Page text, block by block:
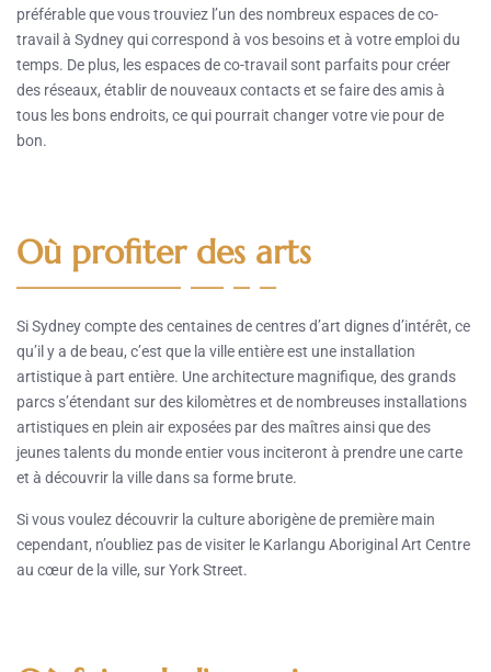
préférable que vous trouviez l’un des nombreux espaces de co-
travail à Sydney qui correspond à vos besoins et à votre emploi du
temps. De plus, les espaces de co-travail sont parfaits pour créer
des réseaux, établir de nouveaux contacts et se faire des amis à
tous les bons endroits, ce qui pourrait changer votre vie pour de
bon.
Où profiter des arts
Si Sydney compte des centaines de centres d’art dignes d’intérêt, ce
qu’il y a de beau, c’est que la ville entière est une installation
artistique à part entière. Une architecture magnifique, des grands
parcs s’étendant sur des kilomètres et de nombreuses installations
artistiques en plein air exposées par des maîtres ainsi que des
jeunes talents du monde entier vous inciteront à prendre une carte
et à découvrir la ville dans sa forme brute.
Si vous voulez découvrir la culture aborigène de première main
cependant, n’oubliez pas de visiter le Karlangu Aboriginal Art Centre
au cœur de la ville, sur York Street.